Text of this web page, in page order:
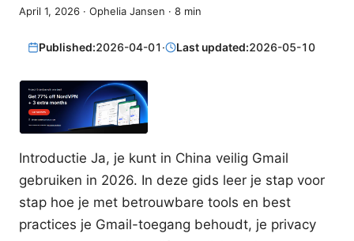
April 1, 2026 · Ophelia Jansen · 8 min
Published:2026-04-01· Last updated:2026-05-10
Introductie Ja, je kunt in China veilig Gmail
gebruiken in 2026. In deze gids leer je stap voor
stap hoe je met betrouwbare tools en best
practices je Gmail-toegang behoudt, je privacy